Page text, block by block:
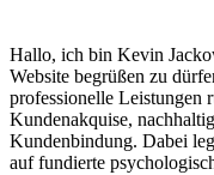
Hallo, ich bin Kevin
Website begrüßen zu
professionelle Leistungen
Kundenakquise,
Kundenbindung. Dabei
auf fundierte